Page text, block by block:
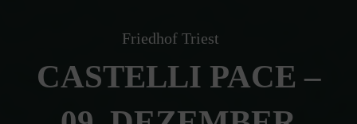
Friedhof Triest
CASTELLI PACE –